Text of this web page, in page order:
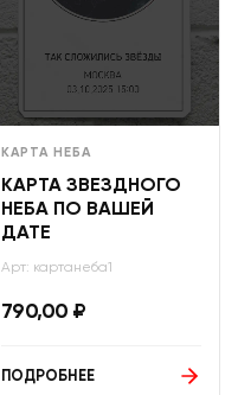
КАРТА НЕБА
КАРТА ЗВЕЗДНОГО
НЕБА ПО ВАШЕЙ
ДАТЕ
Арт: картанеба1
790,00 ₽
ПОДРОБНЕЕ